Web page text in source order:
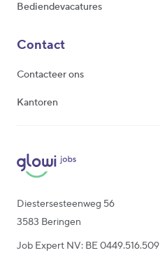
Diestersesteenweg 56
3583 Beringen
Job Expert NV: BE 0449.516.509
Bediendevacatures
Contact
Contacteer ons
Kantoren